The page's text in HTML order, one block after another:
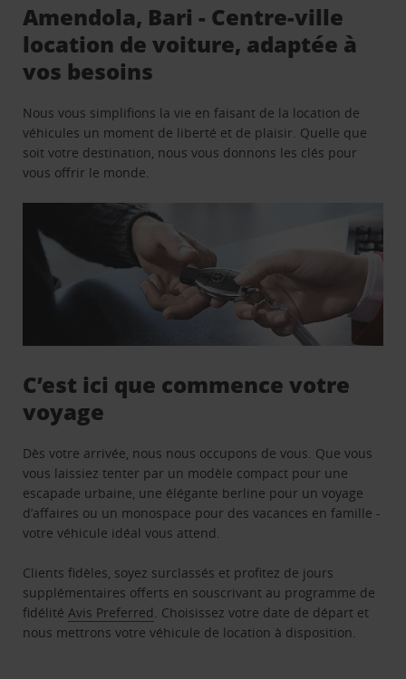
Amendola, Bari - Centre-ville
location de voiture, adaptée à
vos besoins
Nous vous simplifions la vie en faisant de la location de
véhicules un moment de liberté et de plaisir. Quelle que
soit votre destination, nous vous donnons les clés pour
vous offrir le monde.
C’est ici que commence votre
voyage
Dès votre arrivée, nous nous occupons de vous. Que vous
vous laissiez tenter par un modèle compact pour une
escapade urbaine, une élégante berline pour un voyage
d’affaires ou un monospace pour des vacances en famille -
votre véhicule idéal vous attend.
Clients fidèles, soyez surclassés et profitez de jours
supplémentaires offerts en souscrivant au programme de
fidélitéAvis Preferred. Choisissez votre date de départ et
nous mettrons votre véhicule de location à disposition.